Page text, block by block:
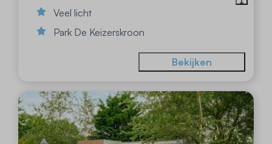
Veel licht
Park De Keizerskroon
Bekijken